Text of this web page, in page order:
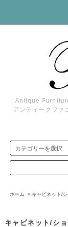
Antique
アンティークファ
ホーム > キャビネット/
キャビネット/シ